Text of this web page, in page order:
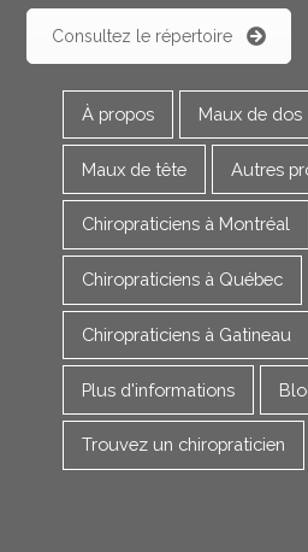
Consultez le répertoire
À propos Maux de dos
Maux de tête Autres
Chiropraticiens à Montréal
Chiropraticiens à Québec
Chiropraticiens à Gatineau
Plus d'informations
Trouvez un chiropraticien